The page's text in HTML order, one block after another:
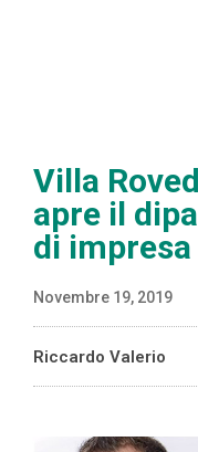
Villa
apre il
di impresa
Novembre 19, 2019
Riccardo Valerio